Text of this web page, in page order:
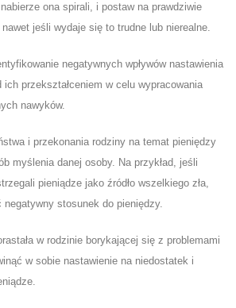
ona spirali, i postaw na prawdziwie
jeśli wydaje się to trudne lub nierealne.
negatywnych wpływów nastawienia
przekształceniem w celu wypracowania
nawyków.
i przekonania rodziny na temat pieniędzy
myślenia danej osoby. Na przykład, jeśli
pieniądze jako źródło wszelkiego zła,
stosunek do pieniędzy.
w rodzinie borykającej się z problemami
w sobie nastawienie na niedostatek i